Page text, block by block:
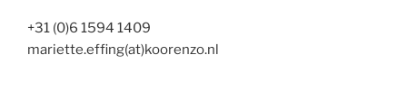
+31 (0)6 1594 1409
mariette.effing(at)koorenzo.nl